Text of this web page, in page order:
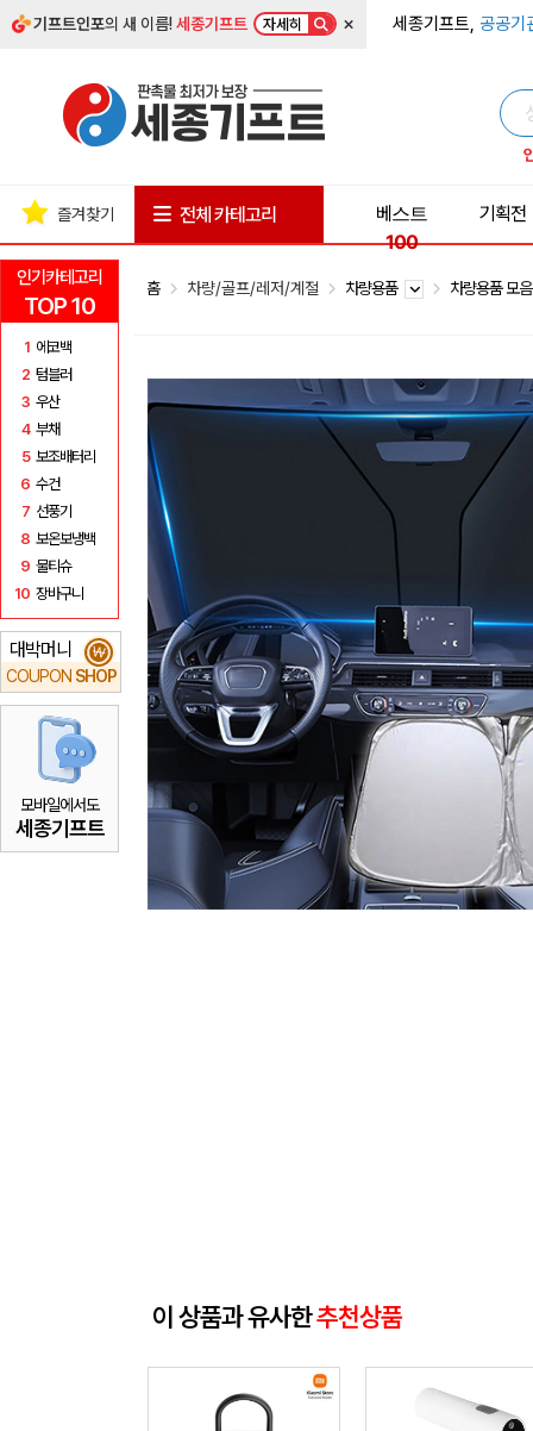
기프트인포의 새 이름!세종기프트 자세히 × 세종기프트, 공공기
인기카테고리
TOP 10
1 에코백
2 텀블러
3 우산
4 부채
5 보조배터리
6 수건
7 선풍기
8 보온보냉백
9 물티슈
10 장바구니
대박머니
COUPON SHOP
₩
모바일에서도
세종기프트
즐겨찾기 전체 카테고리
베스트
100
기획전
홈 차량/골프/레저/계절 차량용품 차량용품 모
이 상품과 유사한추천상품